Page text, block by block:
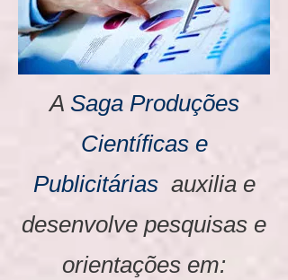
A Saga Produções
Científicas e
Publicitáriasauxilia e
desenvolve pesquisas e
orientações em: